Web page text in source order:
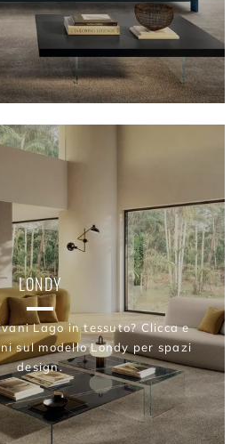
LONDY
Lago in tessuto? Clicca e
sul modello Londy per spazi
design.